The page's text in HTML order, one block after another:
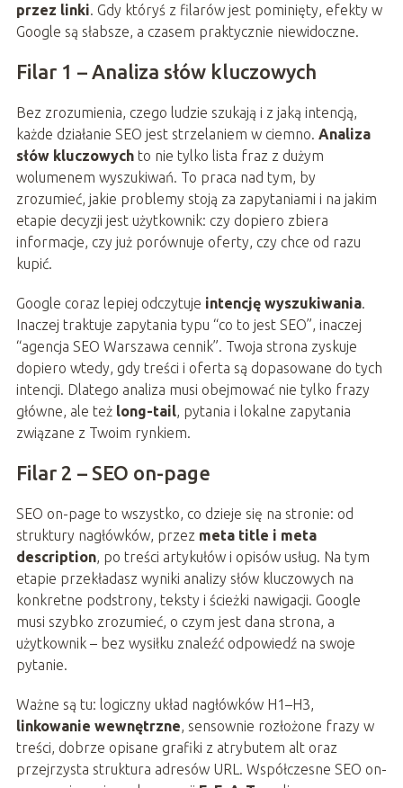
przez linki. Gdy któryś z filarów jest pominięty, efekty w
Google są słabsze, a czasem praktycznie niewidoczne.
Filar 1 – Analiza słów kluczowych
Bez zrozumienia, czego ludzie szukają i z jaką intencją,
każde działanie SEO jest strzelaniem w ciemno. Analiza
słów kluczowychto nie tylko lista fraz z dużym
wolumenem wyszukiwań. To praca nad tym, by
zrozumieć, jakie problemy stoją za zapytaniami i na jakim
etapie decyzji jest użytkownik: czy dopiero zbiera
informacje, czy już porównuje oferty, czy chce od razu
kupić.
Google coraz lepiej odczytuje intencję wyszukiwania.
Inaczej traktuje zapytania typu “co to jest SEO”, inaczej
“agencja SEO Warszawa cennik”. Twoja strona zyskuje
dopiero wtedy, gdy treści i oferta są dopasowane do tych
intencji. Dlatego analiza musi obejmować nie tylko frazy
główne, ale też long-tail, pytania i lokalne zapytania
związane z Twoim rynkiem.
Filar 2 – SEO on-page
SEO on-page to wszystko, co dzieje się na stronie: od
struktury nagłówków, przez meta title i meta
description, po treści artykułów i opisów usług. Na tym
etapie przekładasz wyniki analizy słów kluczowych na
konkretne podstrony, teksty i ścieżki nawigacji. Google
musi szybko zrozumieć, o czym jest dana strona, a
użytkownik – bez wysiłku znaleźć odpowiedź na swoje
pytanie.
Ważne są tu: logiczny układ nagłówków H1–H3,
linkowanie wewnętrzne, sensownie rozłożone frazy w
treści, dobrze opisane grafiki z atrybutem alt oraz
przejrzysta struktura adresów URL. Współczesne SEO on-